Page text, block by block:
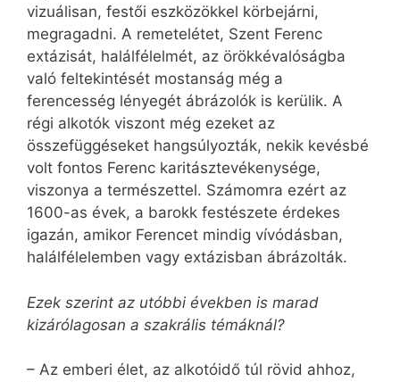
vizuálisan, festői eszközökkel körbejárni,
megragadni. A remetelétet, Szent Ferenc
extázisát, halálfélelmét, az örökkévalóságba
való feltekintését mostanság még a
ferencesség lényegét ábrázolók is kerülik. A
régi alkotók viszont még ezeket az
összefüggéseket hangsúlyozták, nekik kevésbé
volt fontos Ferenc karitásztevékenysége,
viszonya a természettel. Számomra ezért az
1600-as évek, a barokk festészete érdekes
igazán, amikor Ferencet mindig vívódásban,
halálfélelemben vagy extázisban ábrázolták.
Ezek szerint az utóbbi években is marad
kizárólagosan a szakrális témáknál?
– Az emberi élet, az alkotóidő túl rövid ahhoz,